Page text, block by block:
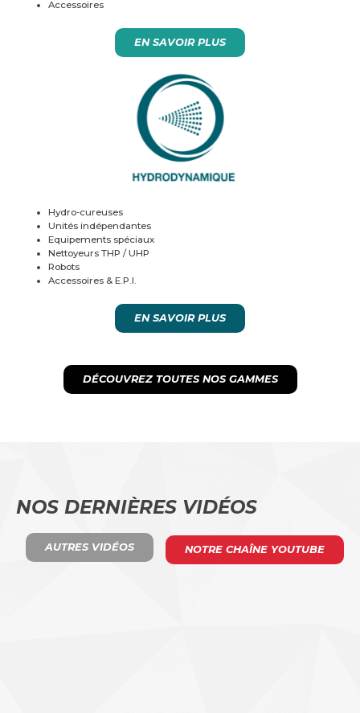
Accessoires
EN SAVOIR PLUS
Hydro-cureuses
Unités indépendantes
Equipements spéciaux
Nettoyeurs THP / UHP
Robots
Accessoires & E.P.I.
EN SAVOIR PLUS
DÉCOUVREZ TOUTES NOS GAMMES
NOS DERNIÈRES VIDÉOS
AUTRES VIDÉOS NOTRE CHAÎNE YOUTUBE